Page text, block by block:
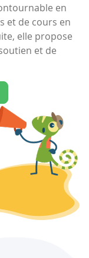
en
et de cours en
elle propose
et de